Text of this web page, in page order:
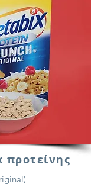
προτείνης